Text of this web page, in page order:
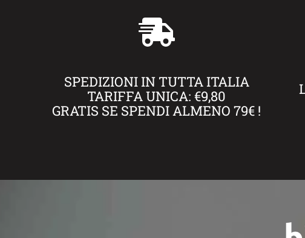
SPEDIZIONI IN TUTTA ITALIA
TARIFFA UNICA: €9,80
GRATIS SE SPENDI ALMENO 79€ !